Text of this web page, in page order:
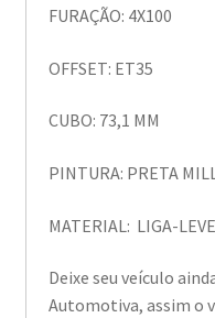
FURAÇÃO: 4X100
OFFSET: ET35
CUBO: 73,1 MM
PINTURA: PRETA
MATERIAL: LIGA-LEVE
Deixe seu veículo
Automotiva, assim o